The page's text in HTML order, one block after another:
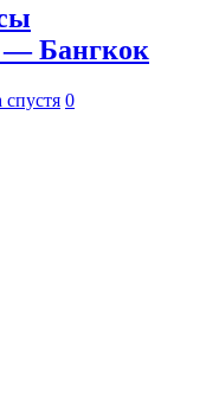
— Бангкок
спустя 0